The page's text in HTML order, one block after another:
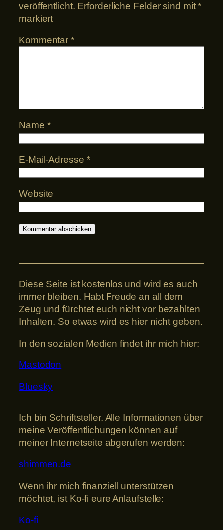
veröffentlicht. Erforderliche Felder sind mit*
markiert
Kommentar*
Name *
E-Mail-Adresse *
Website
Diese Seite ist kostenlos und wird es auch
immer bleiben. Habt Freude an all dem
Zeug und fürchtet euch nicht vor bezahlten
Inhalten. So etwas wird es hier nicht geben.
In den sozialen Medien findet ihr mich hier:
Mastodon
Bluesky
Ich bin Schriftsteller. Alle Informationen über
meine Veröffentlichungen können auf
meiner Internetseite abgerufen werden:
shimmen.de
Wenn ihr mich finanziell unterstützen
möchtet, ist Ko-fi eure Anlaufstelle:
Ko-fi